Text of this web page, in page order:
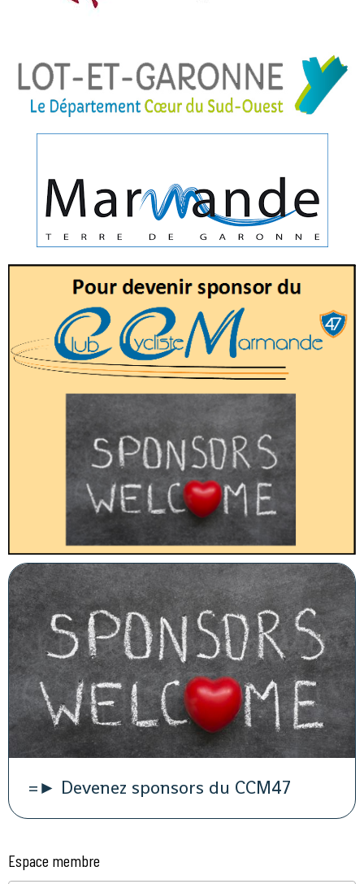
=► Devenez sponsors du CCM47
Espace membre